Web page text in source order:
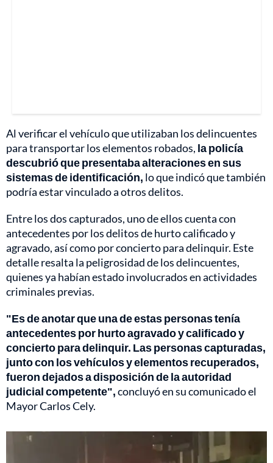
Al verificar el vehículo que utilizaban los delincuentes
para transportar los elementos robados, la policía
descubrió que presentaba alteraciones en sus
sistemas de identificación, lo que indicó que también
podría estar vinculado a otros delitos.
Entre los dos capturados, uno de ellos cuenta con
antecedentes por los delitos de hurto calificado y
agravado, así como por concierto para delinquir. Este
detalle resalta la peligrosidad de los delincuentes,
quienes ya habían estado involucrados en actividades
criminales previas.
"Es de anotar que una de estas personas tenía
antecedentes por hurto agravado y calificado y
concierto para delinquir. Las personas capturadas,
junto con los vehículos y elementos recuperados,
fueron dejados a disposición de la autoridad
judicial competente",concluyó en su comunicado el
Mayor Carlos Cely.